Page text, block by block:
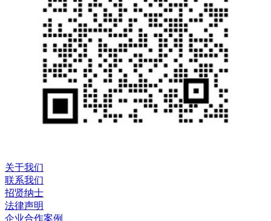
关于我们
联系我们
招贤纳士
法律声明
企业合作案例